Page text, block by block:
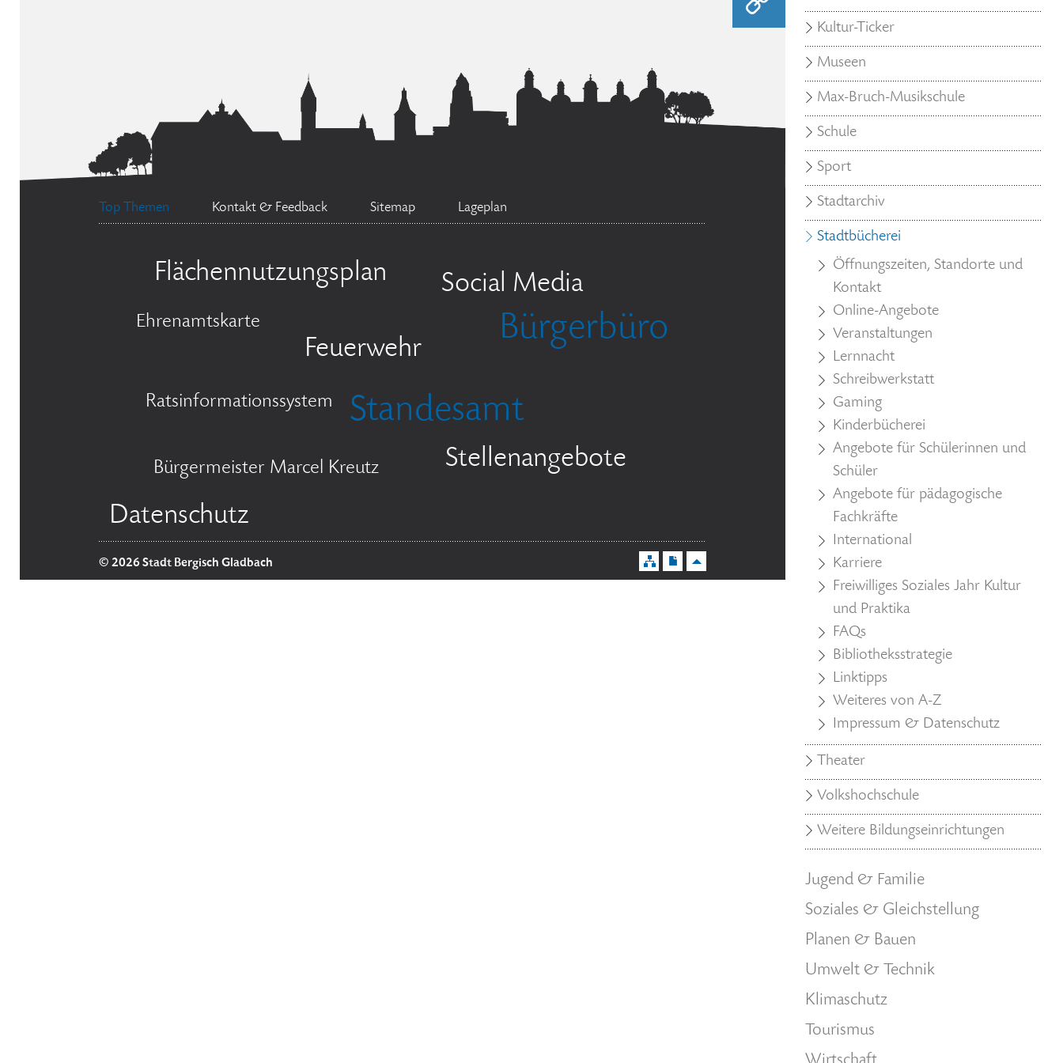
Top Themen Kontakt & Feedback Sitemap Lageplan
Flächennutzungsplan Social Media
Ehrenamtskarte
Feuerwehr
Bürgerbüro
Ratsinformationssystem Standesamt
Bürgermeister Marcel Kreutz
Stellenangebote
Datenschutz
© 2026 Stadt Bergisch Gladbach
Kultur-Ticker
Museen
Max-Bruch-Musikschule
Schule
Sport
Stadtarchiv
Stadtbücherei
Öffnungszeiten, Standorte und
Kontakt
Online-Angebote
Veranstaltungen
Lernnacht
Schreibwerkstatt
Gaming
Kinderbücherei
Angebote für Schülerinnen und
Schüler
Angebote für pädagogische
Fachkräfte
International
Karriere
Freiwilliges Soziales Jahr Kultur
und Praktika
FAQs
Bibliotheksstrategie
Linktipps
Weiteres von A-Z
Impressum & Datenschutz
Theater
Volkshochschule
Weitere Bildungseinrichtungen
Jugend & Familie
Soziales & Gleichstellung
Planen & Bauen
Umwelt & Technik
Klimaschutz
Tourismus